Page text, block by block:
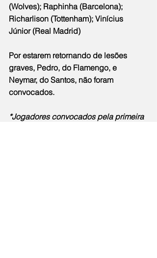
(Wolves); Raphinha (Barcelona);
Richarlison (Tottenham); Vinícius
Júnior (Real Madrid)
Por estarem retornando de lesões
graves, Pedro, do Flamengo, e
Neymar, do Santos, não foram
convocados.
*Jogadores convocados pela primeira